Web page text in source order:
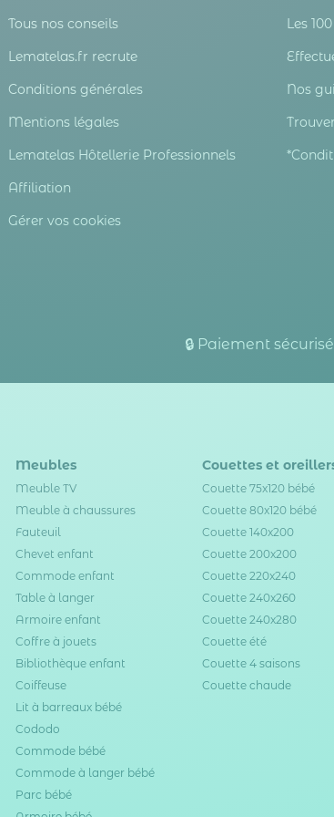
Tous nos conseils
Lematelas.fr recrute
Conditions générales
Mentions légales
Lematelas Hôtellerie Professionnels
Affiliation
Gérer vos cookies
Les
Nos
🔒 Paiement sécurisé
Meubles
Meuble TV
Meuble à chaussures
Fauteuil
Chevet enfant
Commode enfant
Table à langer
Armoire enfant
Coffre à jouets
Bibliothèque enfant
Coiffeuse
Lit à barreaux bébé
Cododo
Commode bébé
Commode à langer bébé
Parc bébé
Couettes et
Couette 75x120 bébé
Couette 80x120 bébé
Couette 140x200
Couette 200x200
Couette 220x240
Couette 240x260
Couette 240x280
Couette été
Couette 4 saisons
Couette chaude